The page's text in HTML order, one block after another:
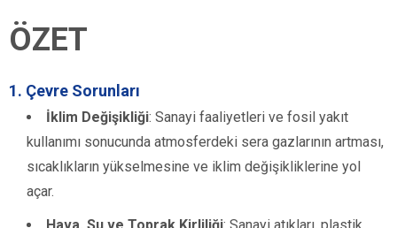
ÖZET
1. Çevre Sorunları
İklim Değişikliği: Sanayi faaliyetleri ve fosil yakıt
kullanımı sonucunda atmosferdeki sera gazlarının artması,
sıcaklıkların yükselmesine ve iklim değişikliklerine yol
açar.